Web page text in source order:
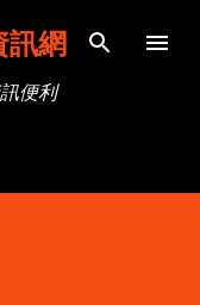
訊網
便利